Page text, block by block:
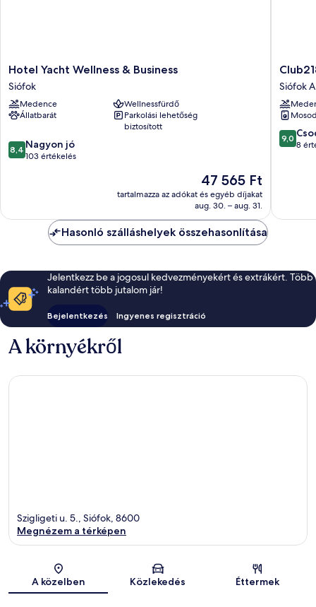
Hotel
Yacht
Wellness
&
Business
Hotel Yacht Wellness & Business
Siófok
Medence
Wellnessfürdő
Állatbarát
Parkolási lehetőség
biztosított
8.4
ennyiből:
értékelés
8,4 Nagyon jó
103 értékelés
Az
ár
47 565 Ft
47 565 Ft
tartalmazza az adókat és egyéb díjakat
aug. 30. – aug. 31.
Club218
Siófok
Siófok
9.0
9,0
8
Hasonló szálláshelyek összehasonlítása
Jelentkezz be a jogosul kedvezményekért és extrákért. Több
kalandért több jutalom jár!
Bejelentkezés Ingyenes regisztráció
A környékről
Térkép
Szigligeti u. 5., Siófok, 8600
Megnézem a térképen
A közelben Közlekedés Éttermek